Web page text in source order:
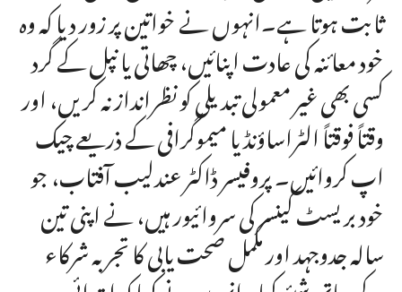
ثابت ہوتا ہے۔انہوں نے خواتین پر زور دیا کہ وہ
خود معائنہ کی عادت اپنائیں، چھاتی یا نپل کے گرد
کسی بھی غیر معمولی تبدیلی کو نظرانداز نہ کریں، اور
وقتاً فوقتاً الٹراساؤنڈ یا میموگرافی کے ذریعے چیک
اپ کروائیں۔ پروفیسر ڈاکٹر عندلیب آفتاب، جو
خود بریسٹ کینسر کی سروائیور ہیں، نے اپنی تین
سالہ جدوجہد اور مکمل صحت یابی کا تجربہ شرکاء